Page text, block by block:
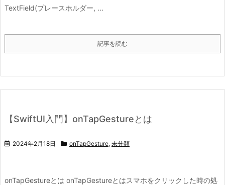
TextField(プレースホルダー, ...
記事を読む
【SwiftUI入門】onTapGestureとは
2024年2月18日 onTapGesture, 未分類
onTapGestureとは onTapGestureとはスマホをクリックした時の処